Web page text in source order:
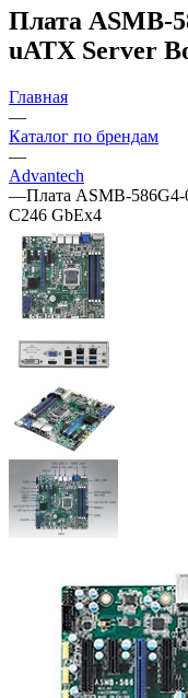
Плата ASMB-
uATX Server
Главная
—
Каталог по брендам
—
Advantech
—Плата ASMB-
C246 GbEx4